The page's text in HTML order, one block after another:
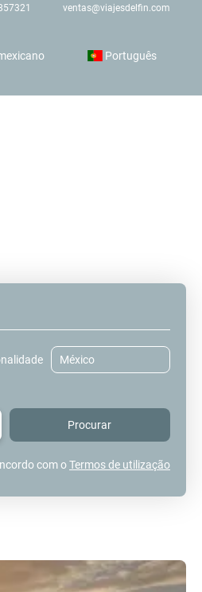
ventas@viajesdelfin.com
Português
Procurar
com oTermos de utilização